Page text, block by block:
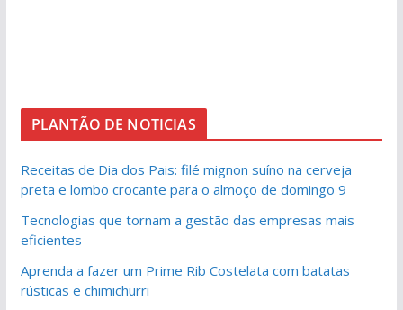
PLANTÃO DE NOTICIAS
Receitas de Dia dos Pais: filé mignon suíno na cerveja
preta e lombo crocante para o almoço de domingo 9
Tecnologias que tornam a gestão das empresas mais
eficientes
Aprenda a fazer um Prime Rib Costelata com batatas
rústicas e chimichurri